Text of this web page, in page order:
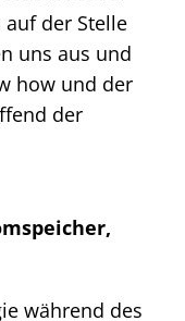
auf der Stelle
uns aus und
how und der
der
während des